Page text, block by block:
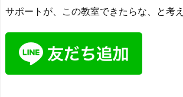
サポートが、この教室できたらな、と考